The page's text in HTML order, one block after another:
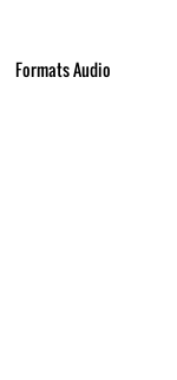
Formats Audio